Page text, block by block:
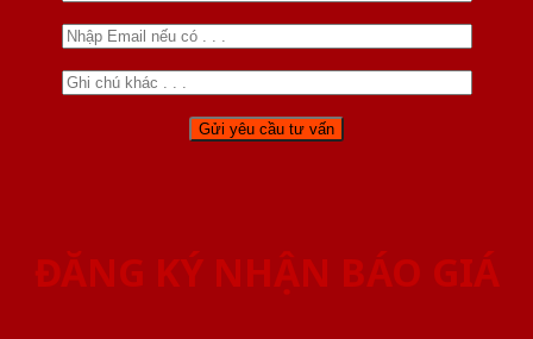
ĐĂNG KÝ NHẬN BÁO GIÁ